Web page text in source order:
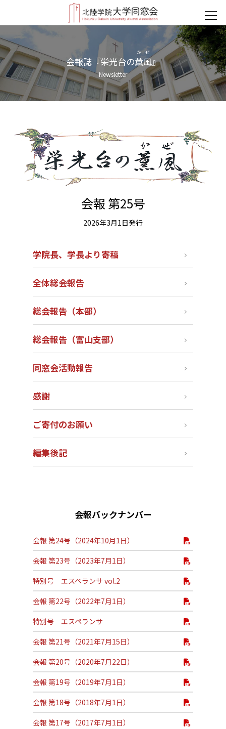
会報誌『栄光台の薫風
かぜ
』
Newsletter
会報 第25号
2026年3月1日発行
学院長、学長より寄稿
全体総会報告
総会報告（本部）
総会報告（富山支部）
同窓会活動報告
感謝
ご寄付のお願い
編集後記
会報バックナンバー
会報 第24号（2024年10月1日）
会報 第23号（2023年7月1日）
特別号 エスペランサ vol.2
会報 第22号（2022年7月1日）
特別号 エスペランサ
会報 第21号（2021年7月15日）
会報 第20号（2020年7月22日）
会報 第19号（2019年7月1日）
会報 第18号（2018年7月1日）
会報 第17号（2017年7月1日）